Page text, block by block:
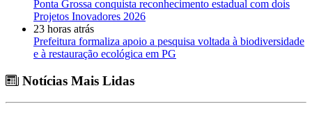
Ponta Grossa conquista reconhecimento estadual com dois
Projetos Inovadores 2026
23 horas atrás
Prefeitura formaliza apoio a pesquisa voltada à biodiversidade
e à restauração ecológica em PG
Notícias Mais Lidas